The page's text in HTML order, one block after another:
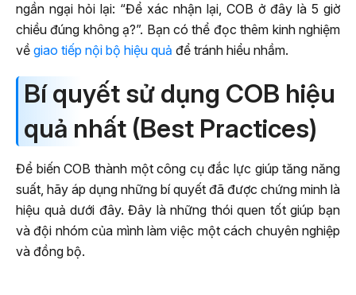
ngần ngại hỏi lại: “Để xác nhận lại, COB ở đây là 5 giờ
chiều đúng không ạ?”. Bạn có thể đọc thêm kinh nghiệm
về giao tiếp nội bộ hiệu quả để tránh hiểu nhầm.
Bí quyết sử dụng COB hiệu
quả nhất (Best Practices)
Để biến COB thành một công cụ đắc lực giúp tăng năng
suất, hãy áp dụng những bí quyết đã được chứng minh là
hiệu quả dưới đây. Đây là những thói quen tốt giúp bạn
và đội nhóm của mình làm việc một cách chuyên nghiệp
và đồng bộ.